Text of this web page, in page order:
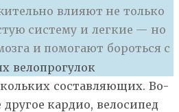
влияют не только
систему и легкие — но
и помогают бороться с
велопрогулок
составляющих. Во-
кардио, велосипед